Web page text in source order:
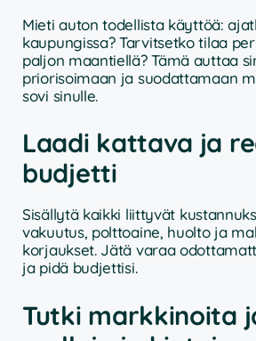
Mieti auton todellista käyttöä:
kaupungissa? Tarvitsetko tilaa
paljon maantiellä? Tämä auttaa
priorisoimaan ja suodattamaan
sovi sinulle.
Laadi kattava ja
budjetti
Sisällytä kaikki liittyvät
vakuutus, polttoaine, huolto ja
korjaukset. Jätä varaa
ja pidä budjettisi.
Tutki markkinoita